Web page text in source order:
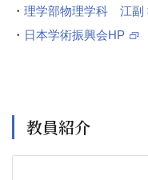
・ 理学部物理学科 江副
・ 日本学術振興会HP
教員紹介